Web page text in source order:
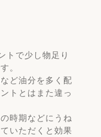
トで少し物足り
。
ど油分を多く配
トとはまた違っ
時期などにうね
いただくと効果